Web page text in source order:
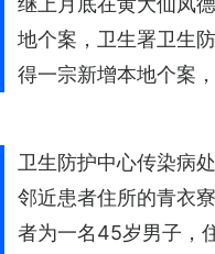
地个案，卫生署卫生
得一宗新增本地个案
卫生防护中心传染病
邻近患者住所的青衣
者为一名45岁男子，